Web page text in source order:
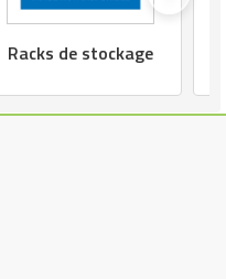
Racks de stockage